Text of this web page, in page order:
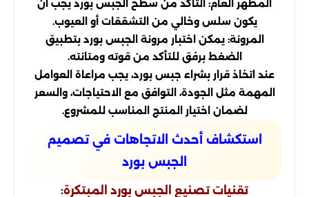
المظهر العام: التأكد من سطح الجبس بورد يجب أن
يكون سلس وخالي من التشققات أو العيوب.
المرونة: يمكن اختبار مرونة الجبس بورد بتطبيق
الضغط برفق للتأكد من قوته ومتانته.
عند اتخاذ قرار بشراء جبس بورد، يجب مراعاة العوامل
المهمة مثل الجودة، التوافق مع الاحتياجات، والسعر
لضمان اختيار المنتج المناسب للمشروع.
استكشاف أحدث الاتجاهات في تصميم
الجبس بورد
تقنيات تصنيع الجبس بورد المبتكرة: